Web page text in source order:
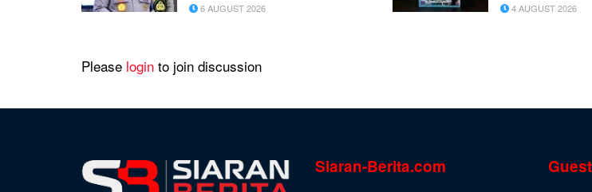
6 AUGUST 2026 4 AUGUST 2026
Please login to join discussion
Siaran-Berita.com